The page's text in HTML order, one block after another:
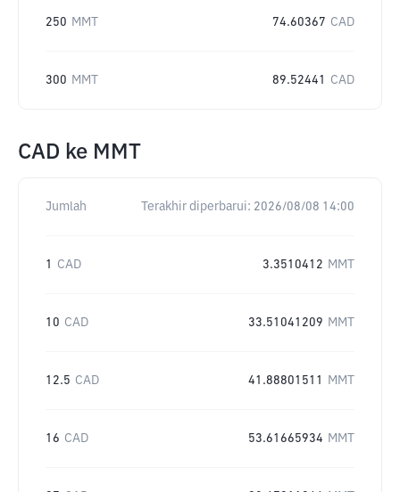
250 MMT 74.60367 CAD
300 MMT 89.52441 CAD
CAD ke MMT
Jumlah Terakhir diperbarui: 2026/08/08 14:00
1 CAD 3.3510412 MMT
10 CAD 33.51041209 MMT
12.5 CAD 41.88801511 MMT
16 CAD 53.61665934 MMT